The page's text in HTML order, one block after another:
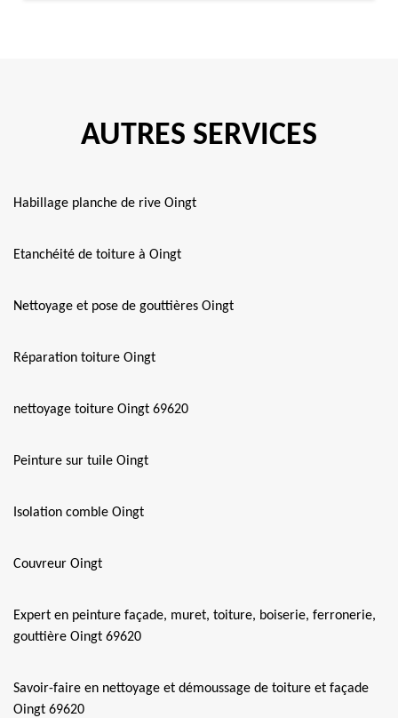
AUTRES SERVICES
Habillage planche de rive Oingt
Etanchéité de toiture à Oingt
Nettoyage et pose de gouttières Oingt
Réparation toiture Oingt
nettoyage toiture Oingt 69620
Peinture sur tuile Oingt
Isolation comble Oingt
Couvreur Oingt
Expert en peinture façade, muret, toiture, boiserie, ferronerie,
gouttière Oingt 69620
Savoir-faire en nettoyage et démoussage de toiture et façade
Oingt 69620